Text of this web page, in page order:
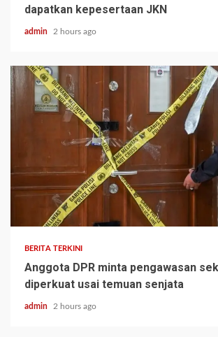
dapatkan kepesertaan JKN
admin 2 hours ago
BERITA TERKINI
Anggota DPR minta pengawasan
diperkuat usai temuan senjata
admin 2 hours ago